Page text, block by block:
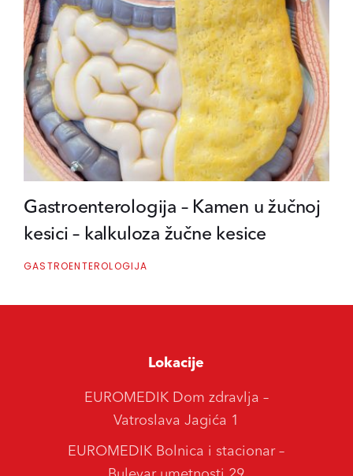
Gastroenterologija – Kamen u žučnoj
kesici – kalkuloza žučne kesice
GASTROENTEROLOGIJA
Lokacije
EUROMEDIK Dom zdravlja –
Vatroslava Jagića 1
EUROMEDIK Bolnica i stacionar –